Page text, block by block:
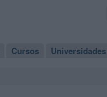
Cursos Universidades